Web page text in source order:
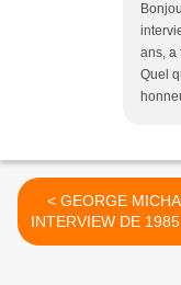
ans, a
Quel
< GEORGE MICHAEL -
INTERVIEW DE 1985
THE FACE !!